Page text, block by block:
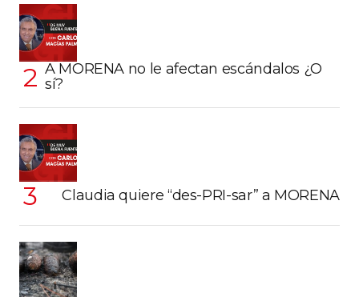
A MORENA no le afectan escándalos ¿O
sí?
Claudia quiere “des-PRI-sar” a MORENA